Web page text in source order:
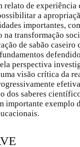
relato de
a
importantes,
transformação
de sabão
perspectiva
visão crítica da
dos saberes
importante exemplo